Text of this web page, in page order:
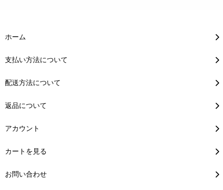
ホーム
支払い方法について
配送方法について
返品について
アカウント
カートを見る
お問い合わせ